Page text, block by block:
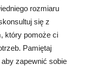
rozmiaru
się z
który pomoże ci
Pamiętaj
zapewnić sobie